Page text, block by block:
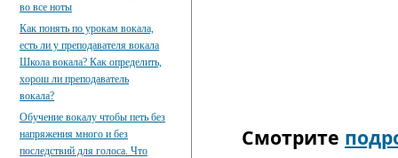
Смотрите
во все ноты
Как понять по урокам вокала,
есть ли у преподавателя вокала
Школа вокала? Как определить,
хорош ли преподаватель
вокала?
Обучение вокалу чтобы петь без
напряжения много и без
последствий для голоса. Что